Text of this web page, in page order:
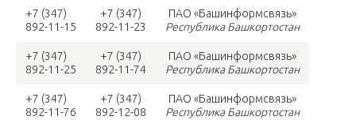
+7 (347)
892-11-15
+7 (347)
892-11-23
ПАО «Башинформсвязь»
Республика Башкортостан
+7 (347)
892-11-25
+7 (347)
892-11-74
ПАО «Башинформсвязь»
Республика Башкортостан
+7 (347)
892-11-76
+7 (347)
892-12-08
ПАО «Башинформсвязь»
Республика Башкортостан